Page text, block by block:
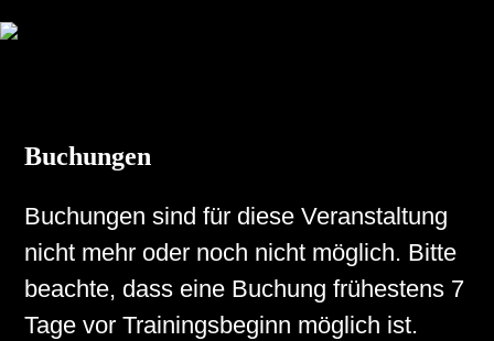
Buchungen
Buchungen sind für diese Veranstaltung
nicht mehr oder noch nicht möglich. Bitte
beachte, dass eine Buchung frühestens 7
Tage vor Trainingsbeginn möglich ist.